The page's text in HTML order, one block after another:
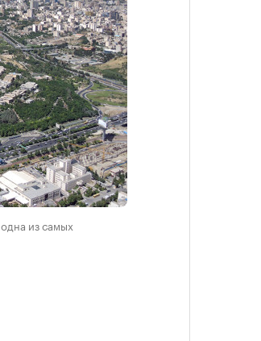
из самых